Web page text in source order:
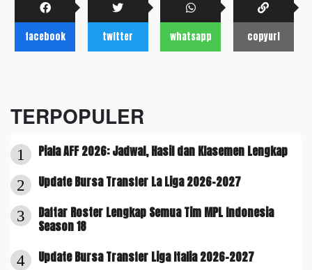
facebook twitter whatsapp copyurl
TERPOPULER
1 Piala AFF 2026: Jadwal, Hasil dan Klasemen Lengkap
2 Update Bursa Transfer La Liga 2026-2027
3
Daftar Roster Lengkap Semua Tim MPL Indonesia
Season 18
4 Update Bursa Transfer Liga Italia 2026-2027